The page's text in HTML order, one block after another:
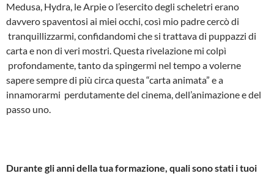
Medusa, Hydra, le Arpie o l’esercito degli scheletri erano
davvero spaventosi ai miei occhi, così mio padre cercò di
tranquillizzarmi, confidandomi che si trattava di puppazzi di
carta e non di veri mostri. Questa rivelazione mi colpì
profondamente, tanto da spingermi nel tempo a volerne
sapere sempre di più circa questa “carta animata” e a
innamorarmi perdutamente del cinema, dell’animazione e del
passo uno.
Durante gli anni della tua formazione, quali sono stati i tuoi